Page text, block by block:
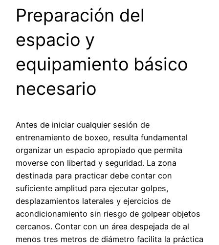
Preparación del
espacio y
equipamiento básico
necesario
Antes de iniciar cualquier sesión de
entrenamiento de boxeo, resulta fundamental
organizar un espacio apropiado que permita
moverse con libertad y seguridad. La zona
destinada para practicar debe contar con
suficiente amplitud para ejecutar golpes,
desplazamientos laterales y ejercicios de
acondicionamiento sin riesgo de golpear objetos
cercanos. Contar con un área despejada de al
menos tres metros de diámetro facilita la práctica